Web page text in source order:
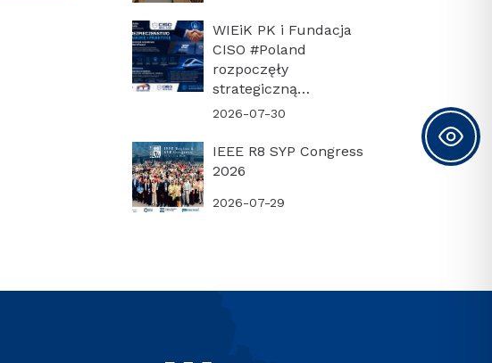
WIEiK PK i Fundacja
CISO #Poland
rozpoczęły
strategiczną
współpracę
2026-07-30
IEEE R8 SYP Congress
2026
2026-07-29